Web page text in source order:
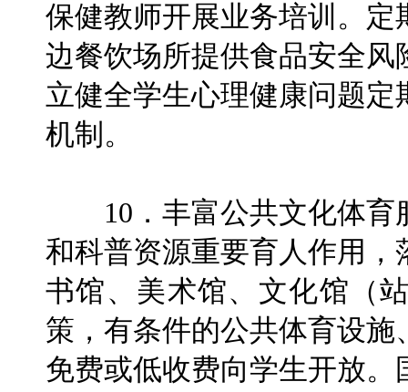
保健教师开展业务培训。
边餐饮场所提供食品安全
立健全学生心理健康问题
机制。
10．丰富公共文化体育
和科普资源重要育人作用
书馆、美术馆、文化馆（
策，有条件的公共体育设
免费或低收费向学生开放